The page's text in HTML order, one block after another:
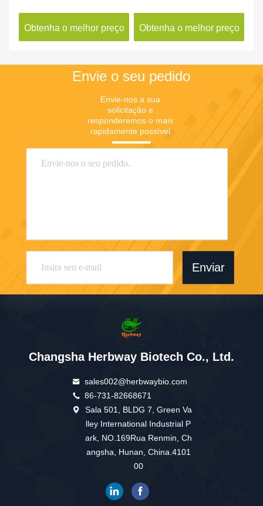
de abacaxi em pó
Obtenha o melhor preço Obtenha o melhor preço
Envie o seu pedido
Envie-nos a sua
solicitação e
responderemos o mais
rapidamente possível.
Enviar
Changsha Herbway Biotech Co., Ltd.
sales002@herbwaybio.com
86-731-82668671
Sala 501, BLDG 7, Green Va
lley International Industrial P
ark, NO.169Rua Renmin, Ch
angsha, Hunan, China.4101
00